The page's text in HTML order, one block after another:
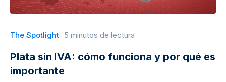
The Spotlight 5 minutos de lectura
Plata sin IVA: cómo funciona y por qué es
importante